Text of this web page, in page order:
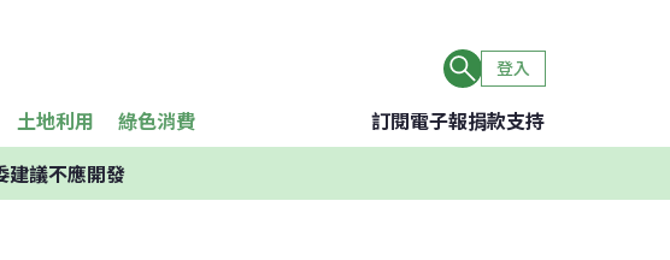
登入
土地利用 綠色消費 訂閱電子報捐款支持
建議不應開發